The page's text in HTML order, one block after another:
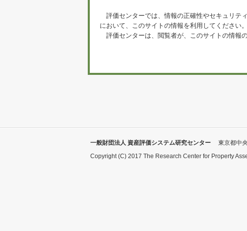
評価センターでは、情報の正確性やセキュリテ
において、このサイトの情報を利用してください。
評価センターは、閲覧者が、このサイトの情報
一般財団法人 資産評価システム研究センター
東京都中
Copyright (C) 2017 The Research Center for Property